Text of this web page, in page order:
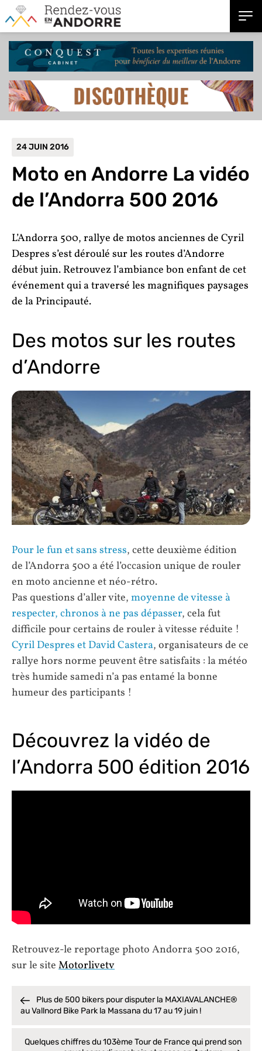
24 JUIN 2016
Moto en Andorre La vidéo
de l’Andorra 500 2016
L’Andorra 500, rallye de motos anciennes de Cyril
Despres s’est déroulé sur les routes d’Andorre
début juin. Retrouvez l’ambiance bon enfant de cet
événement qui a traversé les magnifiques paysages
de la Principauté.
Des motos sur les routes
d’Andorre
Pour le fun et sans stress, cette deuxième édition
de l’Andorra 500 a été l’occasion unique de rouler
en moto ancienne et néo-rétro.
Pas questions d’aller vite, moyenne de vitesse à
respecter, chronos à ne pas dépasser, cela fut
difficile pour certains de rouler à vitesse réduite !
Cyril Despres et David Castera, organisateurs de ce
rallye hors norme peuvent être satisfaits : la météo
très humide samedi n’a pas entamé la bonne
humeur des participants !
Découvrez la vidéo de
l’Andorra 500 édition 2016
Retrouvez-le reportage photo Andorra 500 2016,
sur le site Motorlivetv
Plus de 500 bikers pour disputer la MAXIAVALANCHE®
au Vallnord Bike Park la Massana du 17 au 19 juin !
Quelques chiffres du 103ème Tour de France qui prend son